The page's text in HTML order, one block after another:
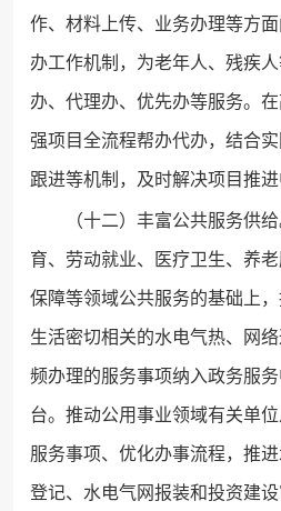
作、材料上传、业务办理等方
办工作机制，为老年人、残疾
办、代理办、优先办等服务。
强项目全流程帮办代办，结合
跟进等机制，及时解决项目推进
（十二）丰富公共服务供
育、劳动就业、医疗卫生、养
保障等领域公共服务的基础上
生活密切相关的水电气热、网
频办理的服务事项纳入政务服
台。推动公用事业领域有关单
服务事项、优化办事流程，推
登记、水电气网报装和投资建